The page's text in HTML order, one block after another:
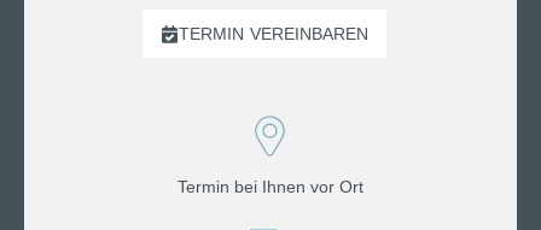
TERMIN VEREINBAREN
Termin bei Ihnen vor Ort